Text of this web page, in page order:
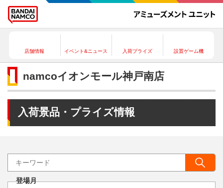
店舗情報 イベント&ニュース 入荷プライズ 設置ゲーム機
namcoイオンモール神戸南店
入荷景品・プライズ情報
登場月